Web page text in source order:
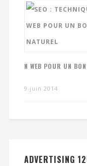
N WEB POUR UN
9 juin 2014
ADVERTISING